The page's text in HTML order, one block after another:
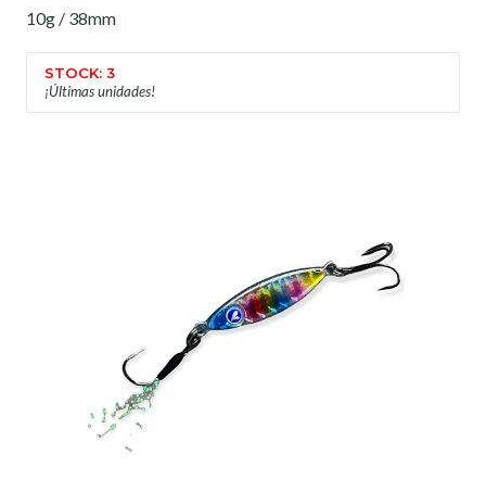
10g / 38mm
STOCK: 3
¡Últimas unidades!